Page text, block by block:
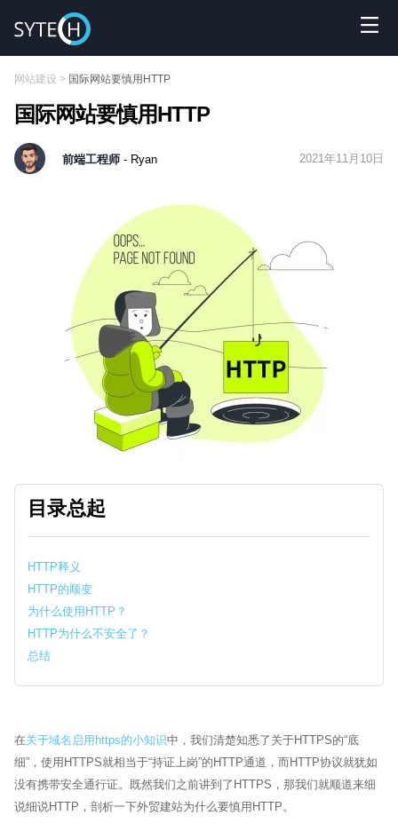
网站建设 > 国际网站要慎用HTTP
国际网站要慎用HTTP
前端工程师 - Ryan 2021年11月10日
目录总起
HTTP释义
HTTP的顺变
为什么使用HTTP？
HTTP为什么不安全了？
总结
在关于域名启用https的小知识中，我们清楚知悉了关于HTTPS的“底
细”，使用HTTPS就相当于“持证上岗”的HTTP通道，而HTTP协议就犹如
没有携带安全通行证。既然我们之前讲到了HTTPS，那我们就顺道来细
说细说HTTP，剖析一下外贸建站为什么要慎用HTTP。
Sytech AI
在线 · 外贸网站体检
EN
🏆 17+年行业经验 🌍 60+跨国品牌 🤝 谷歌官方合作伙伴